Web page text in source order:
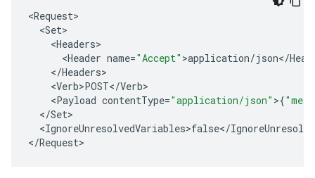
<Request
<Set
<Headers
<Header name="Accept" >application/json</
</Headers
<Verb>POST</Verb
<Payload contentType="application/json" >{
</Set
<IgnoreUnresolvedVariables>false</
</Request>